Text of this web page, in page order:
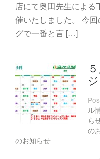
店にて奥田先生によ
催いたしました。 今
グで一番と言 […]
ル
ら
の
のお知らせ